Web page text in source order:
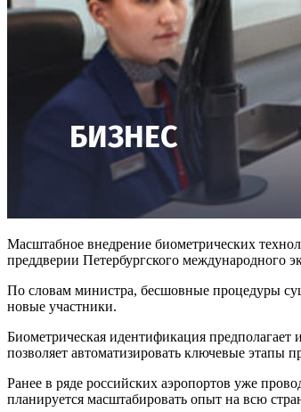
Масштабное внедрение биометрических
преддверии Петербургского международного
По словам министра, бесшовные процедуры
новые участники.
Биометрическая идентификация
позволяет автоматизировать ключевые этапы
Ранее в ряде российских аэропортов уже
планируется масштабировать опыт на всю